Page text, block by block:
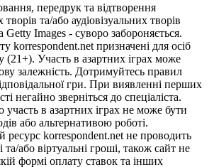
передрук та відтворення
та/або аудіовізуальних творів
Getty Images - суворо забороняється.
korrespondent.net призначені для осіб
(21+). Участь в азартних іграх може
залежність. Дотримуйтесь правил
гри. При виявленні перших
негайно зверніться до спеціаліста.
в азартних іграх не може бути
або альтернативою роботі.
ресурс korrespondent.net не проводить
та/або віртуальні гроші, також сайт не
формі оплату ставок та інших